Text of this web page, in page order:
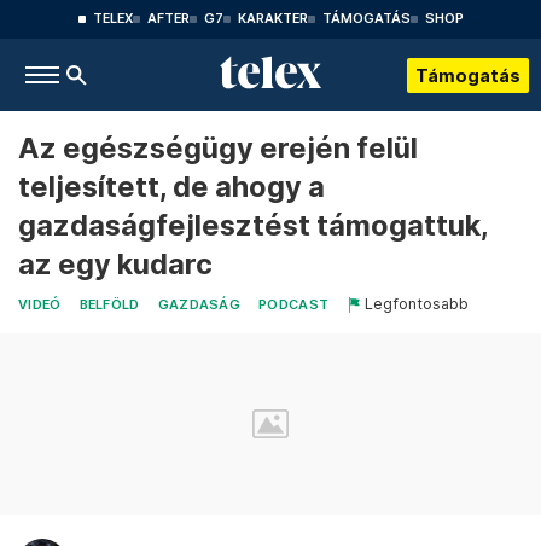
TELEX AFTER G7 KARAKTER TÁMOGATÁS SHOP
Támogatás
Az egészségügy erején felül
teljesített, de ahogy a
gazdaságfejlesztést támogattuk,
az egy kudarc
VIDEÓ BELFÖLD GAZDASÁG PODCAST Legfontosabb